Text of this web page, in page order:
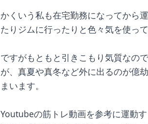
かくいう私も在宅勤務になってから
たりジムに行ったりと色々気を使って
ですがもともと引きこもり気質なの
が、真夏や真冬など外に出るのが億
まいます。
Youtubeの筋トレ動画を参考に運動